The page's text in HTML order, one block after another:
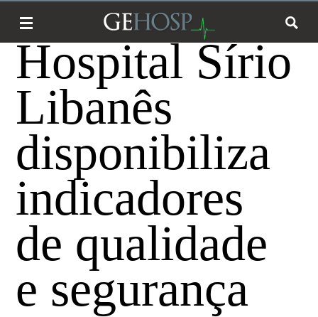
Hospital Sírio
Libanês
disponibiliza
indicadores
de qualidade
e segurança